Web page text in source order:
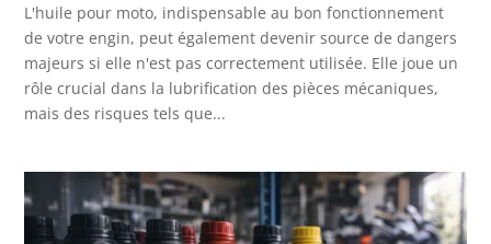
L'huile pour moto, indispensable au bon fonctionnement
de votre engin, peut également devenir source de dangers
majeurs si elle n'est pas correctement utilisée. Elle joue un
rôle crucial dans la lubrification des pièces mécaniques,
mais des risques tels que...